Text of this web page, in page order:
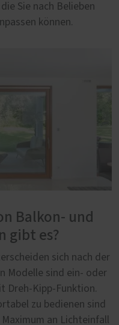
Sie nach Belieben
können.
Balkon- und
gibt es?
sich nach der
Modelle sind ein- oder
Dreh-Kipp-Funktion.
zu bedienen sind
an Lichteinfall